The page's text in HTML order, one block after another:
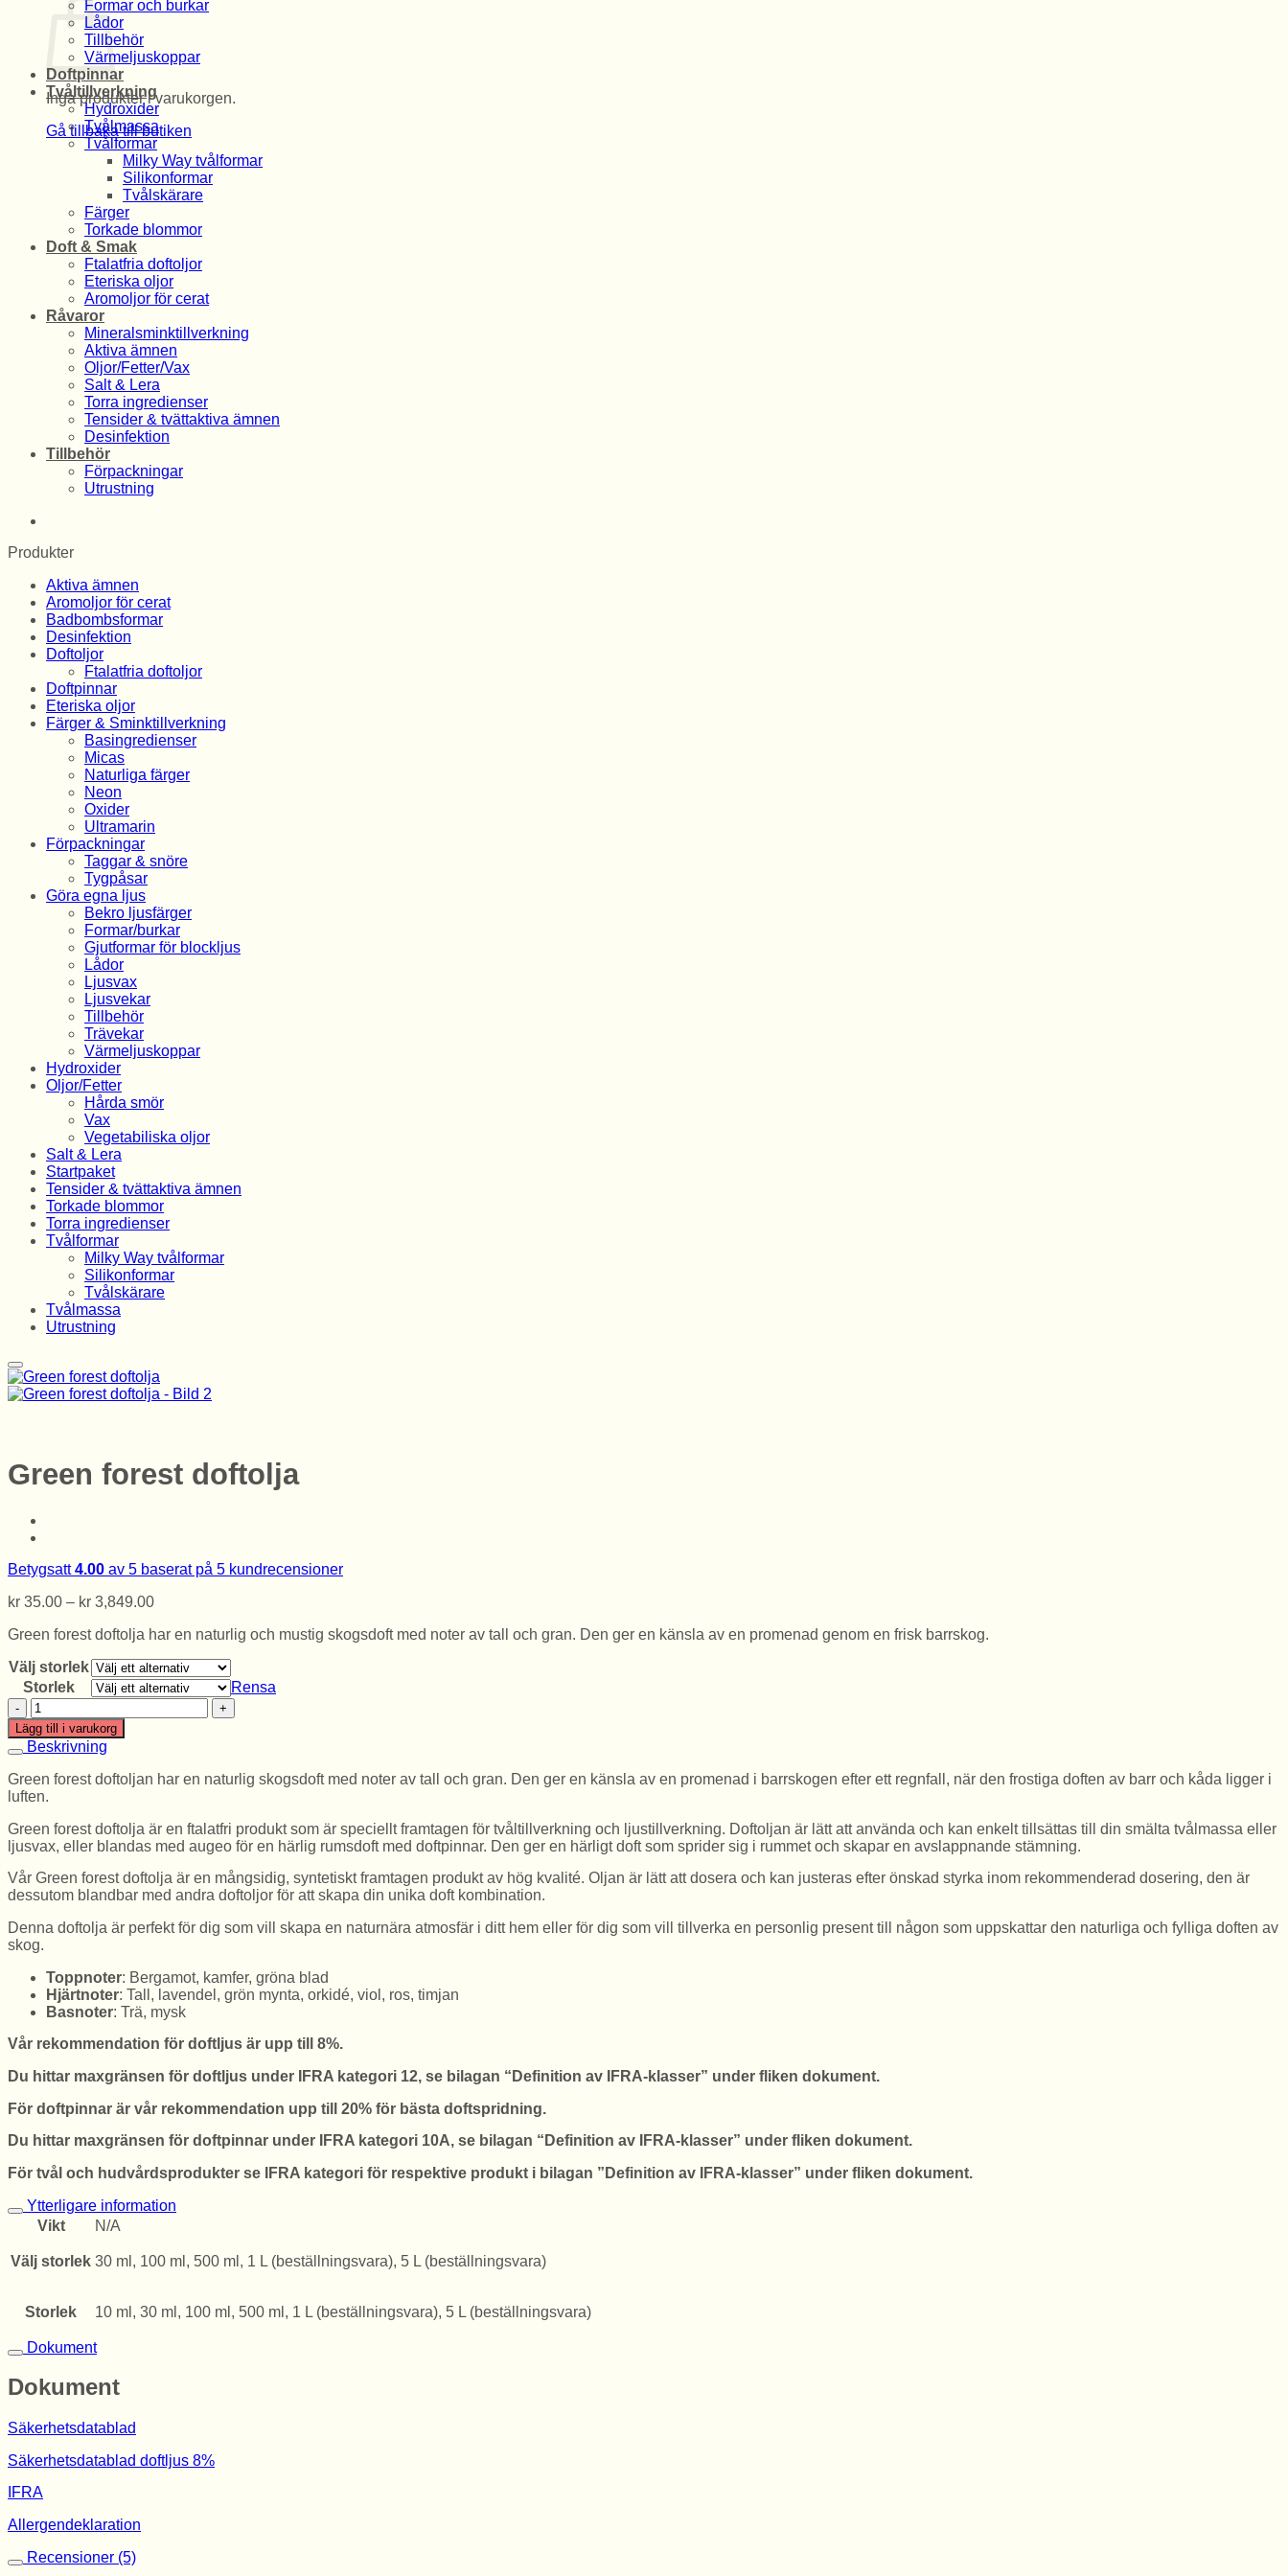
Inga produkter i varukorgen.
Gå tillbaka till butiken
Formar och burkar
Lådor
Tillbehör
Värmeljuskoppar
Doftpinnar
Tvåltillverkning
Hydroxider
Tvålmassa
Tvålformar
Milky Way tvålformar
Silikonformar
Tvålskärare
Färger
Torkade blommor
Doft & Smak
Ftalatfria doftoljor
Eteriska oljor
Aromoljor för cerat
Råvaror
Mineralsminktillverkning
Aktiva ämnen
Oljor/Fetter/Vax
Salt & Lera
Torra ingredienser
Tensider & tvättaktiva ämnen
Desinfektion
Tillbehör
Förpackningar
Utrustning
Produkter
Aktiva ämnen
Aromoljor för cerat
Badbombsformar
Desinfektion
Doftoljor
Ftalatfria doftoljor
Doftpinnar
Eteriska oljor
Färger & Sminktillverkning
Basingredienser
Micas
Naturliga färger
Neon
Oxider
Ultramarin
Förpackningar
Taggar & snöre
Tygpåsar
Göra egna ljus
Bekro ljusfärger
Formar/burkar
Gjutformar för blockljus
Lådor
Ljusvax
Ljusvekar
Tillbehör
Trävekar
Värmeljuskoppar
Hydroxider
Oljor/Fetter
Hårda smör
Vax
Vegetabiliska oljor
Salt & Lera
Startpaket
Tensider & tvättaktiva ämnen
Torkade blommor
Torra ingredienser
Tvålformar
Milky Way tvålformar
Silikonformar
Tvålskärare
Tvålmassa
Utrustning
Green forest doftolja
Betygsatt4.00 av 5 baserat på 5 kundrecensioner
kr 35.00 – kr 3,849.00Prisintervall:
till
Green forest doftolja har en naturlig och mustig skogsdoft med noter av tall och gran. Den ger en känsla av en promenad genom en frisk barrskog.
Välj storlek
Storlek
Rensa
Green
forest
doftolja
mängd
Lägg till i varukorg
Beskrivning
Green forest doftoljan har en naturlig skogsdoft med noter av tall och gran. Den ger en känsla av en promenad i barrskogen efter ett regnfall, när den frostiga doften av barr och kåda ligger i
luften.
Green forestdoftolja är en ftalatfri produkt som är speciellt framtagen för tvåltillverkning och ljustillverkning. Doftoljan är lätt att använda och kan enkelt tillsättas till din smälta tvålmassa eller
ljusvax, eller blandas med augeo för en härlig rumsdoft med doftpinnar. Den ger en härligt doft som sprider sig i rummet och skapar en avslappnande stämning.
Vår Green forestdoftolja är en mångsidig, syntetiskt framtagen produkt av hög kvalité. Oljan är lätt att dosera och kan justeras efter önskad styrka inom rekommenderad dosering, den är
dessutom blandbar med andra doftoljor för att skapa din unika doft kombination.
Denna doftolja är perfekt för dig som vill skapa en naturnära atmosfär i ditt hem eller för dig som vill tillverka en personlig present till någon som uppskattar den naturliga och fylliga doften av
skog.
Toppnoter: Bergamot, kamfer, gröna blad
Hjärtnoter: Tall, lavendel, grön mynta, orkidé, viol, ros, timjan
Basnoter: Trä, mysk
Vår rekommendation för doftljus är upp till 8%.
Du hittar maxgränsen för doftljus under IFRA kategori 12, se bilagan “Definition av IFRA-klasser” under fliken dokument.
För doftpinnar är vår rekommendation upp till 20% för bästa doftspridning.
Du hittar maxgränsen för doftpinnar under IFRA kategori 10A, se bilagan “Definition av IFRA-klasser” under fliken dokument.
För tvål och hudvårdsprodukter se IFRA kategori för respektive produkt i bilagan ”Definition av IFRA-klasser” under fliken dokument.
Ytterligare information
Vikt
N/A
Välj storlek 30 ml, 100 ml, 500 ml, 1 L (beställningsvara), 5 L (beställningsvara)
Storlek 10 ml, 30 ml, 100 ml, 500 ml, 1 L (beställningsvara), 5 L (beställningsvara)
Dokument
Dokument
Säkerhetsdatablad
Säkerhetsdatablad doftljus 8%
IFRA
Allergendeklaration
Recensioner (5)